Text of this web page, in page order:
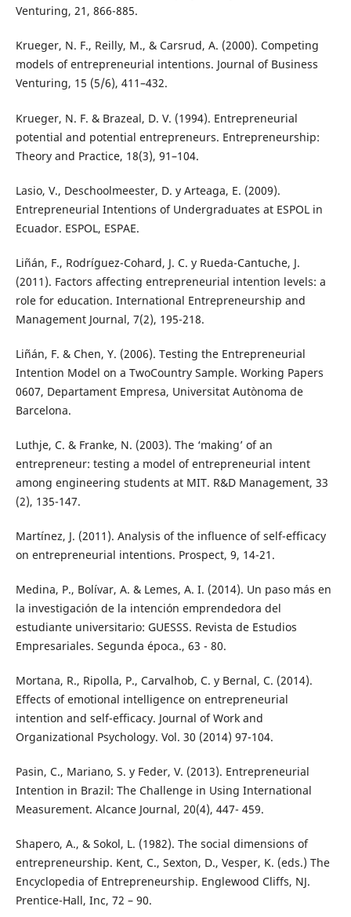
Venturing, 21, 866-885.
Krueger, N. F., Reilly, M., & Carsrud, A. (2000). Competing
models of entrepreneurial intentions. Journal of Business
Venturing, 15 (5/6), 411–432.
Krueger, N. F. & Brazeal, D. V. (1994). Entrepreneurial
potential and potential entrepreneurs. Entrepreneurship:
Theory and Practice, 18(3), 91–104.
Lasio, V., Deschoolmeester, D. y Arteaga, E. (2009).
Entrepreneurial Intentions of Undergraduates at ESPOL in
Ecuador. ESPOL, ESPAE.
Liñán, F., Rodríguez-Cohard, J. C. y Rueda-Cantuche, J.
(2011). Factors affecting entrepreneurial intention levels: a
role for education. International Entrepreneurship and
Management Journal, 7(2), 195-218.
Liñán, F. & Chen, Y. (2006). Testing the Entrepreneurial
Intention Model on a TwoCountry Sample. Working Papers
0607, Departament Empresa, Universitat Autònoma de
Barcelona.
Luthje, C. & Franke, N. (2003). The ‘making’ of an
entrepreneur: testing a model of entrepreneurial intent
among engineering students at MIT. R&D Management, 33
(2), 135-147.
Martínez, J. (2011). Analysis of the influence of self-efficacy
on entrepreneurial intentions. Prospect, 9, 14-21.
Medina, P., Bolívar, A. & Lemes, A. I. (2014). Un paso más en
la investigación de la intención emprendedora del
estudiante universitario: GUESSS. Revista de Estudios
Empresariales. Segunda época., 63 - 80.
Mortana, R., Ripolla, P., Carvalhob, C. y Bernal, C. (2014).
Effects of emotional intelligence on entrepreneurial
intention and self-efficacy. Journal of Work and
Organizational Psychology. Vol. 30 (2014) 97-104.
Pasin, C., Mariano, S. y Feder, V. (2013). Entrepreneurial
Intention in Brazil: The Challenge in Using International
Measurement. Alcance Journal, 20(4), 447- 459.
Shapero, A., & Sokol, L. (1982). The social dimensions of
entrepreneurship. Kent, C., Sexton, D., Vesper, K. (eds.) The
Encyclopedia of Entrepreneurship. Englewood Cliffs, NJ.
Prentice-Hall, Inc, 72 – 90.